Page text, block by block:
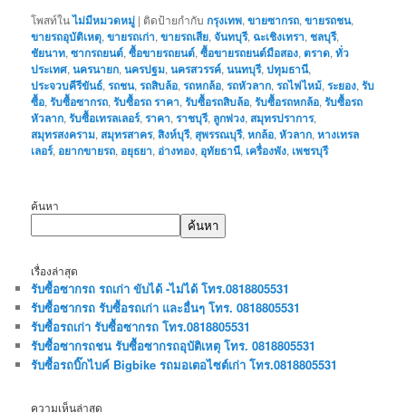
โพสท์ในไม่มีหมวดหมู่ | ติดป้ายกำกับ กรุงเทพ,ขายซากรถ,ขายรถชน,
ขายรถอุบัติเหตุ,ขายรถเก่า,ขายรถเสีย,จันทบุรี, ฉะเชิงเทรา,ชลบุรี,
ชัยนาท,ซากรถยนต์,ซื้อขายรถยนต์,ซื้อขายรถยนต์มือสอง,ตราด,ทั่ว
ประเทศ,นครนายก,นครปฐม,นครสวรรค์,นนทบุรี,ปทุมธานี,
ประจวบคีรีขันธ์,รถชน,รถสิบล้อ,รถหกล้อ,รถหัวลาก,รถไฟไหม้,ระยอง,รับ
ซื้อ,รับซื้อซากรถ,รับซื้อรถ ราคา,รับซื้อรถสิบล้อ,รับซื้อรถหกล้อ,รับซื้อรถ
หัวลาก,รับซื้อเทรลเลอร์,ราคา,ราชบุรี, ลูกพ่วง, สมุทรปราการ,
สมุทรสงคราม, สมุทรสาคร,สิงห์บุรี, สุพรรณบุรี,หกล้อ,หัวลาก,หางเทรล
เลอร์, อยากขายรถ, อยุธยา, อ่างทอง, อุทัยธานี, เครื่องพัง, เพชรบุรี
ค้นหา
ค้นหา
เรื่องล่าสุด
รับซื้อซากรถ รถเก่า ขับได้ -ไม่ได้ โทร.0818805531
รับซื้อซากรถ รับซื้อรถเก่า และอื่นๆ โทร. 0818805531
รับซื้อรถเก่า รับซื้อซากรถ โทร.0818805531
รับซื้อซากรถชน รับซื้อซากรถอุบัติเหตุ โทร. 0818805531
รับซื้อรถบิ๊กไบค์ Bigbike รถมอเตอไซต์เก่า โทร.0818805531
ความเห็นล่าสุด